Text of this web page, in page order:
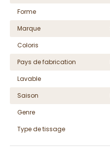
Forme
Marque
Coloris
Pays de fabrication
Lavable
Saison
Genre
Type de tissage